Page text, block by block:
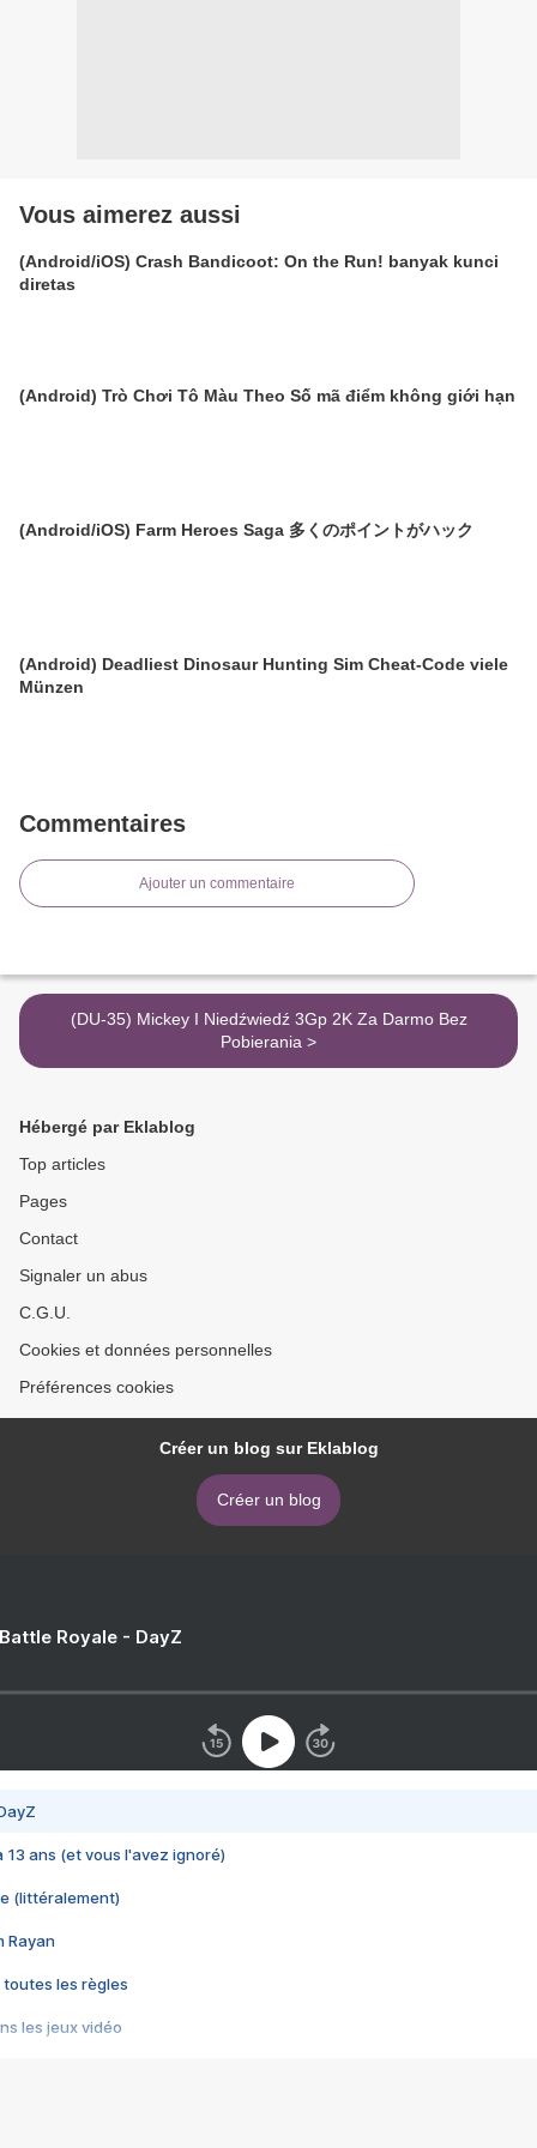
Vous aimerez aussi
(Android/iOS) Crash Bandicoot: On the Run! banyak kunci
diretas
(Android) Trò Chơi Tô Màu Theo Số mã điểm không giới hạn
(Android/iOS) Farm Heroes Saga 多くのポイントがハック
(Android) Deadliest Dinosaur Hunting Sim Cheat-Code viele
Münzen
Commentaires
Ajouter un commentaire
(DU-35) Mickey I Niedźwiedź 3Gp 2K Za Darmo Bez
Pobierania >
Hébergé par Eklablog
Top articles
Pages
Contact
Signaler un abus
C.G.U.
Cookies et données personnelles
Préférences cookies
Créer un blog sur Eklablog
Créer un blog
Royale - DayZ
13 ans (et vous l'avez ignoré)
(littéralement)
Rayan
toutes les règles
les jeux vidéo